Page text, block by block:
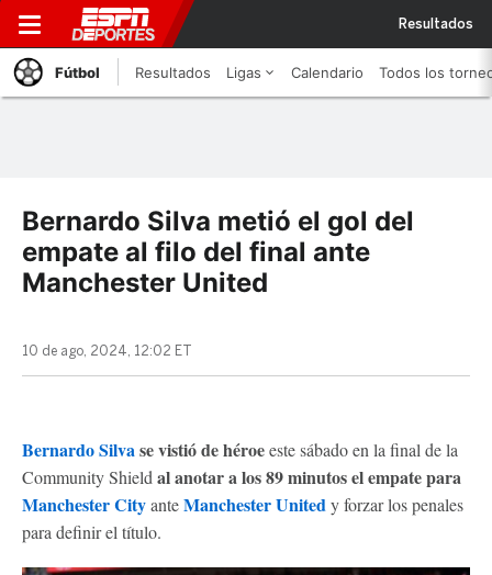
Resultados
Fútbol Resultados Ligas Calendario Todos los
Bernardo Silva metió el gol del
empate al filo del final ante
Manchester United
10 de ago, 2024, 12:02 ET
Bernardo Silvase vistió de héroeeste sábado en la final de la
Community Shield al anotar a los 89 minutos el empate para
Manchester CityanteManchester Unitedy forzar los penales
para definir el título.